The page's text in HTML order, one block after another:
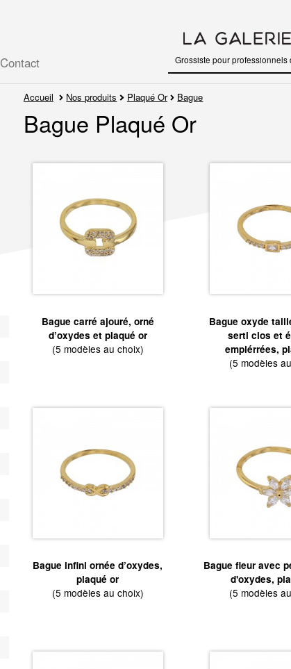
Contact Grossiste pour
Accueil Nos produits Plaqué Or Bague
Bague Plaqué Or
Bague carré ajouré, orné
d’oxydes et plaqué or
(5 modèles au choix)
Bague oxyde
serti clos et
empiérrées,
(5 modèles
Bague infini ornée d’oxydes,
plaqué or
(5 modèles au choix)
Bague fleur avec
d'oxydes,
(5 modèles